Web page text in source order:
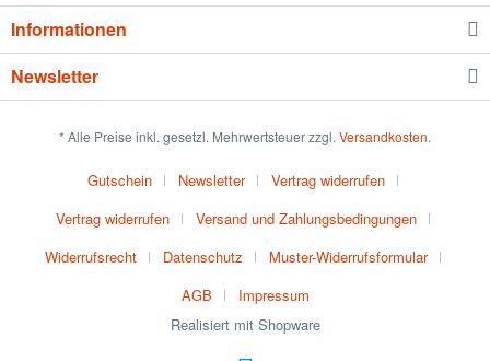
Informationen
Newsletter
* Alle Preise inkl. gesetzl. Mehrwertsteuer zzgl. Versandkosten.
Gutschein Newsletter
Vertrag widerrufen
Vertrag widerrufen
Versand und Zahlungsbedingungen
Widerrufsrecht
Datenschutz
Muster-Widerrufsformular
AGB
Impressum
Realisiert mit Shopware